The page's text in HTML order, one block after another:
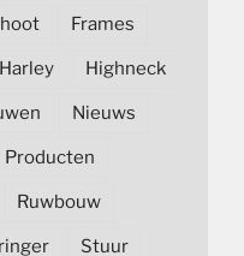
Frames
Harley Highneck
Nieuws
Producten
Ruwbouw
Stuur